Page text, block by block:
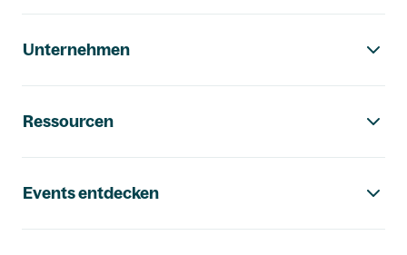
Unternehmen
Ressourcen
Events entdecken